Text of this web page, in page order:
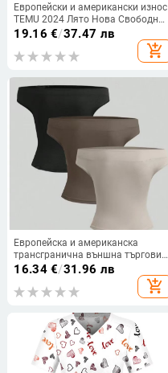
Европейски и американски износ
TEMU 2024 Лято Нова Свободна
Тениска с Обло Деколте и Къс
Многофункционален Топ
19.16 €/37.47 лв
add_shopping_cart
Европейска и американска
трансгранична външна търговия
на едро с плътен цвят, тениска с
къс ръкав и изрязани рамене за
жени
16.34€/31.96 лв
add_shopping_cart